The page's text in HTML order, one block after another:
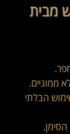
מבית
ממוניים.
הבלתי